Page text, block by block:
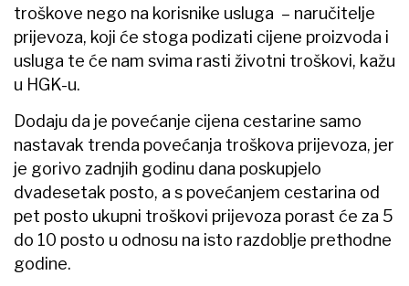
troškove nego na korisnike usluga – naručitelje
prijevoza, koji će stoga podizati cijene proizvoda i
usluga te će nam svima rasti životni troškovi, kažu
u HGK-u.
Dodaju da je povećanje cijena cestarine samo
nastavak trenda povećanja troškova prijevoza, jer
je gorivo zadnjih godinu dana poskupjelo
dvadesetak posto, a s povećanjem cestarina od
pet posto ukupni troškovi prijevoza porast će za 5
do 10 posto u odnosu na isto razdoblje prethodne
godine.